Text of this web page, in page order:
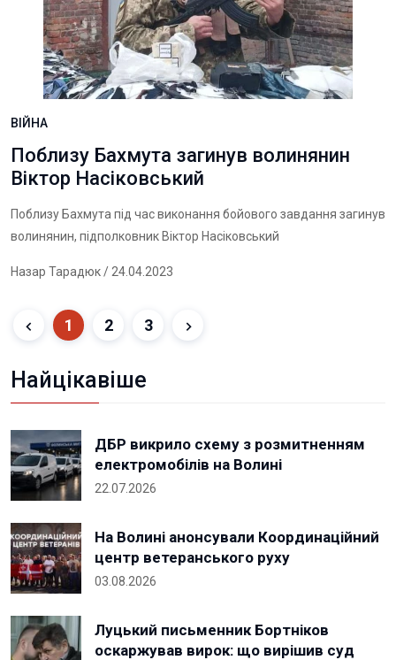
ВІЙНА
Поблизу Бахмута загинув волинянин
Віктор Насіковський
Поблизу Бахмута під час виконання бойового завдання загинув
волинянин, підполковник Віктор Насіковський
Назар Тарадюк/ 24.04.2023
1 2 3
Найцікавіше
ДБР викрило схему з розмитненням
електромобілів на Волині
22.07.2026
На Волині анонсували Координаційний
центр ветеранського руху
03.08.2026
Луцький письменник Бортніков
оскаржував вирок: що вирішив суд